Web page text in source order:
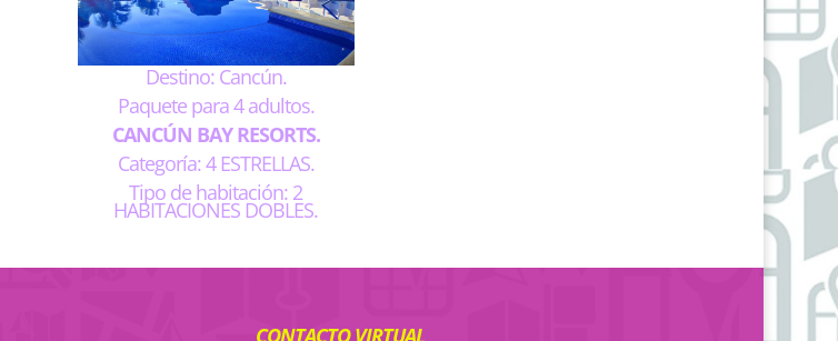
Destino: Cancún.
Paquete para 4 adultos.
CANCÚN BAY RESORTS.
Categoría: 4 ESTRELLAS.
Tipo de habitación: 2
HABITACIONES DOBLES.